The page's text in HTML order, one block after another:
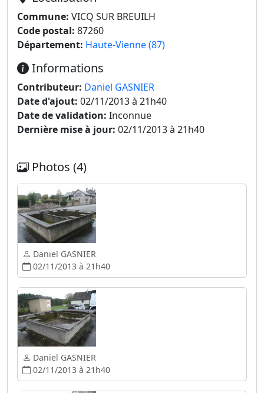
Commune: VICQ SUR BREUILH
Code postal: 87260
Département: Haute-Vienne (87)
Informations
Contributeur: Daniel GASNIER
Date d'ajout: 02/11/2013 à 21h40
Date de validation: Inconnue
Dernière mise à jour: 02/11/2013 à 21h40
Photos (4)
Daniel GASNIER
02/11/2013 à 21h40
Daniel GASNIER
02/11/2013 à 21h40